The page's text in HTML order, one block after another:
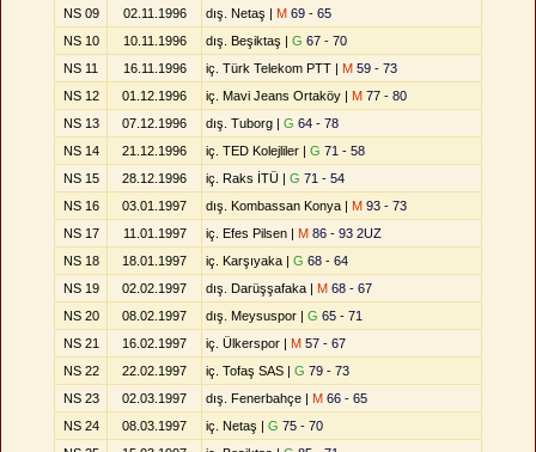
NS 09
02.11.1996 dış. Netaş | M 69 - 65
NS 10
10.11.1996 dış. Beşiktaş | G 67 - 70
NS 11
16.11.1996 iç. Türk Telekom PTT | M 59 - 73
NS 12
01.12.1996 iç. Mavi Jeans Ortaköy | M 77 - 80
NS 13
07.12.1996 dış. Tuborg | G 64 - 78
NS 14
21.12.1996 iç. TED Kolejliler | G 71 - 58
NS 15
28.12.1996 iç. Raks İTÜ | G 71 - 54
NS 16
03.01.1997 dış. Kombassan Konya | M 93 - 73
NS 17
11.01.1997 iç. Efes Pilsen | M 86 - 93 2UZ
NS 18
18.01.1997 iç. Karşıyaka | G 68 - 64
NS 19
02.02.1997 dış. Darüşşafaka | M 68 - 67
NS 20
08.02.1997 dış. Meysuspor | G 65 - 71
NS 21
16.02.1997 iç. Ülkerspor | M 57 - 67
NS 22
22.02.1997 iç. Tofaş SAS | G 79 - 73
NS 23
02.03.1997 dış. Fenerbahçe | M 66 - 65
NS 24
08.03.1997 iç. Netaş | G 75 - 70